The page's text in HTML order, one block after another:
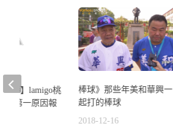
棒球》那些年美和華興一
起打的棒球
2018-12-16
職棒】lamigo桃
績第一原因報